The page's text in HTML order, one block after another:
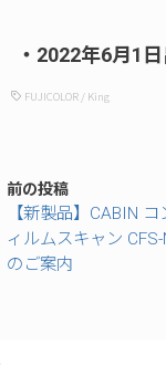
・2022年6月1
FUJICOLOR/ King
前の投稿
【新製品】CABIN
ィルムスキャン
のご案内